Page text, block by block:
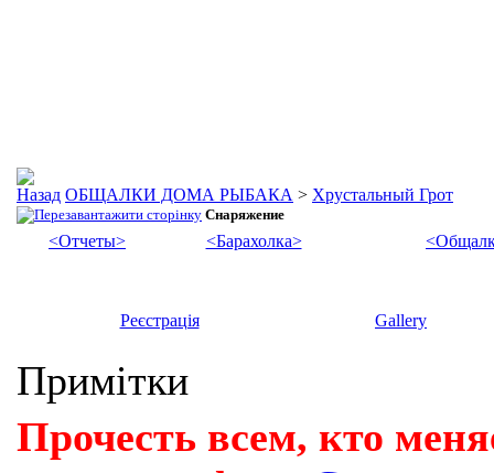
ОБЩАЛКИ ДОМА РЫБАКА > Хрустальный Грот
Снаряжение
<Отчеты> <Барахолка>
Реєстрація Gallery
Примітки
Прочесть всем, кто